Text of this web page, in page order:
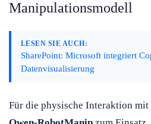
Manipulationsmodell
LESEN SIE AUCH:
SharePoint: Microsoft integriert
Datenvisualisierung
Für die physische Interaktion